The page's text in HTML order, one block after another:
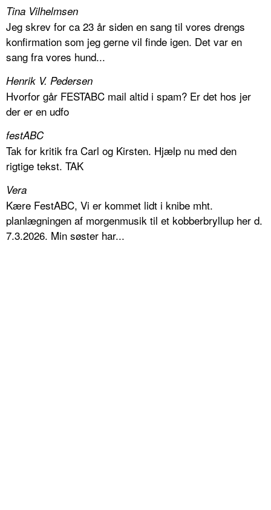
Tina Vilhelmsen
Jeg skrev for ca 23 år siden en sang til vores drengs
konfirmation som jeg gerne vil finde igen. Det var en
sang fra vores hund...
Henrik V. Pedersen
Hvorfor går FESTABC mail altid i spam? Er det hos jer
der er en udfo
festABC
Tak for kritik fra Carl og Kirsten. Hjælp nu med den
rigtige tekst. TAK
Vera
Kære FestABC, Vi er kommet lidt i knibe mht.
planlægningen af morgenmusik til et kobberbryllup her d.
7.3.2026. Min søster har...